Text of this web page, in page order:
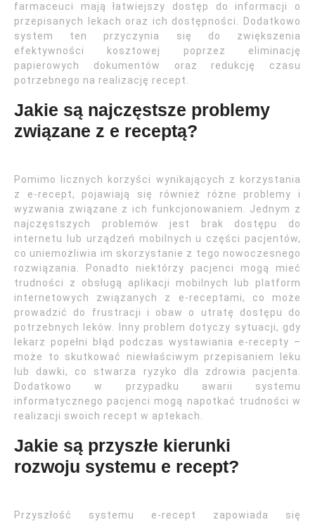
farmaceuci mają łatwiejszy dostęp do informacji o
przepisanych lekach oraz ich dostępności. Dodatkowo
system ten przyczynia się do zwiększenia
efektywności kosztowej poprzez eliminację
papierowych dokumentów oraz redukcję czasu
potrzebnego na realizację recept.
Jakie są najczęstsze problemy
związane z e receptą?
Pomimo licznych korzyści wynikających z korzystania
z e-recept, pojawiają się również różne problemy i
wyzwania związane z ich funkcjonowaniem. Jednym z
najczęstszych problemów jest brak dostępu do
internetu lub urządzeń mobilnych u części pacjentów,
co uniemożliwia im skorzystanie z tego nowoczesnego
rozwiązania. Ponadto niektórzy pacjenci mogą mieć
trudności z obsługą aplikacji mobilnych lub platform
internetowych związanych z e-receptami, co może
prowadzić do frustracji i obaw o utratę dostępu do
potrzebnych leków. Inny problem dotyczy sytuacji, gdy
lekarz popełni błąd podczas wystawiania e-recepty –
może to skutkować niewłaściwym przepisaniem leku
lub dawki, co stwarza ryzyko dla zdrowia pacjenta.
Dodatkowo w przypadku awarii systemu
informatycznego pacjenci mogą napotkać trudności w
realizacji swoich recept w aptekach.
Jakie są przyszłe kierunki
rozwoju systemu e recept?
Przyszłość systemu e-recept zapowiada się